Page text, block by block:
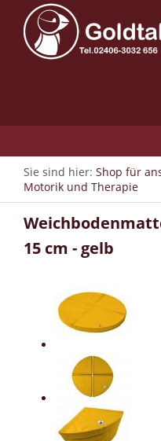
Sie sind hier: Shop für
Motorik und Therapie
15 cm - gelb